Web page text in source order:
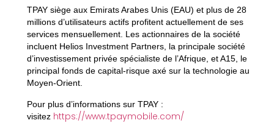
TPAY siège aux Emirats Arabes Unis (EAU) et plus de 28
millions d’utilisateurs actifs profitent actuellement de ses
services mensuellement. Les actionnaires de la société
incluent Helios Investment Partners, la principale société
d’investissement privée spécialiste de l’Afrique, et A15, le
principal fonds de capital-risque axé sur la technologie au
Moyen-Orient.
Pour plus d’informations sur TPAY :
visitez https://www.tpaymobile.com/